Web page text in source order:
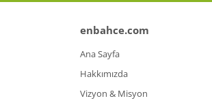
enbahce.com
Ana Sayfa
Hakkımızda
Vizyon & Misyon